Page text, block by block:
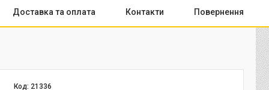
Доставка та оплата Контакти Повернення
Код: 21336